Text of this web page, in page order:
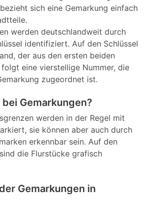
sich eine Gemarkung einfach
werden deutschlandweit durch
identifiziert. Auf den Schlüssel
der aus den ersten beiden
eine vierstellige Nummer, die
zugeordnet ist.
Gemarkungen?
werden in der Regel mit
sie können aber auch durch
erkennbar sein. Auf den
die Flurstücke grafisch
Gemarkungen in